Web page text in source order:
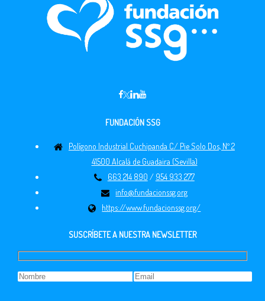
FUNDACIÓN SSG
Polígono Industrial Cuchipanda C/ Pie Solo Dos, Nº 2
41500 Alcalá de Guadaira (Sevilla)
663 214 890 / 954 933 277
info@fundacionssg.org
https://www.fundacionssg.org/
SUSCRÍBETE A NUESTRA NEWSLETTER